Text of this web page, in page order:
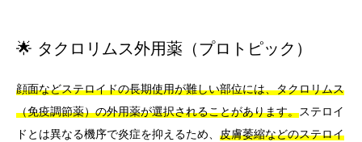
🌟 タクロリムス外用薬（プロトピック）
顔面などステロイドの長期使用が難しい部位には、タクロリムス
（免疫調節薬）の外用薬が選択されることがあります。ステロイ
ドとは異なる機序で炎症を抑えるため、 皮膚萎縮などのステロイ